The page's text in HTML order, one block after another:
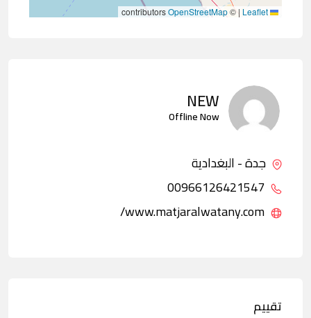
|
©
OpenStreetMap
NEW
Offline Now
جدة - البغدادية
تقييم